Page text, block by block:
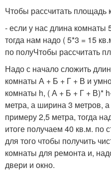
Чтобы рассчитать площадь
- если у нас длина комнаты
тогда нам надо ( 5*3 = 15
по полуЧтобы рассчитать
Надо с начало сложить
комнаты А + Б + Г + В и
комнаты h, ( А + Б + Г + В)*
метра, а ширина 3 метров,
примеру 2,5 метра, тогда
итоге получаем 40 кв.м. по
для того чтобы получить
комнаты для ремонта и,
двери и окно.